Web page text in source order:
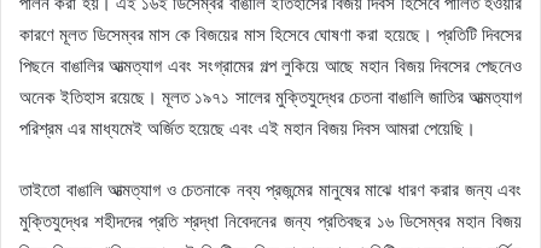
কারণে মূলত ডিসেম্বর মাস কে বিজয়ের মাস হিসেবে ঘোষণা করা হয়েছে। প্রতিটি দিবসের
পিছনে বাঙালির আত্মত্যাগ এবং সংগ্রামের গল্প লুকিয়ে আছে মহান বিজয় দিবসের পেছনেও
অনেক ইতিহাস রয়েছে। মূলত ১৯৭১ সালের মুক্তিযুদ্ধের চেতনা বাঙালি জাতির আত্মত্যাগ
পরিশ্রম এর মাধ্যমেই অর্জিত হয়েছে এবং এই মহান বিজয় দিবস আমরা পেয়েছি।
তাইতো বাঙালি আত্মত্যাগ ও চেতনাকে নব্য প্রজন্মের মানুষের মাঝে ধারণ করার জন্য এবং
মুক্তিযুদ্ধের শহীদদের প্রতি শ্রদ্ধা নিবেদনের জন্য প্রতিবছর ১৬ ডিসেম্বর মহান বিজয়